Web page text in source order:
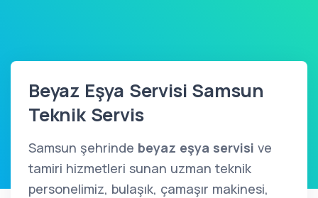
Beyaz Eşya Servisi Samsun
Teknik Servis
Samsun şehrinde beyaz eşya servisi ve
tamiri hizmetleri sunan uzman teknik
personelimiz, bulaşık, çamaşır makinesi,